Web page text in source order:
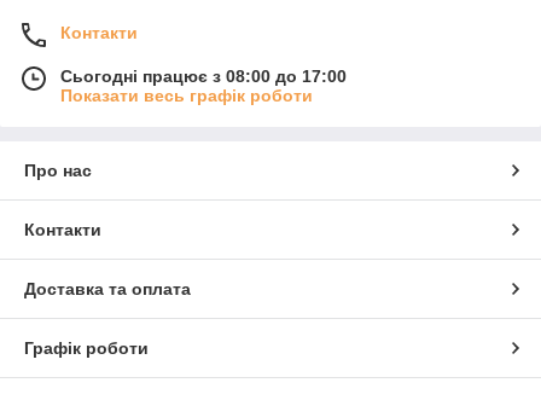
Контакти
Сьогодні працює з 08:00 до 17:00
Показати весь графік роботи
Про нас
Контакти
Доставка та оплата
Графік роботи